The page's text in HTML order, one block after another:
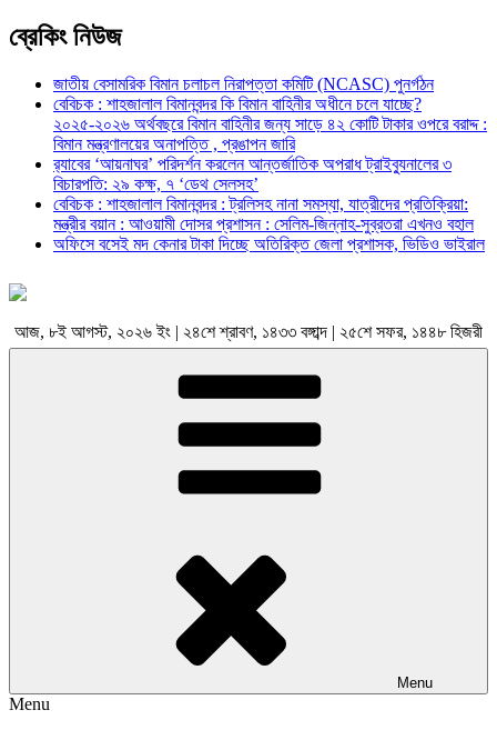
ব্রেকিং নিউজ
জাতীয় বেসামরিক বিমান চলাচল নিরাপত্তা কমিটি (NCASC) পুনর্গঠন
বেবিচক : শাহজালাল বিমানবন্দর কি বিমান বাহিনীর অধীনে চলে যাচ্ছে?
২০২৫-২০২৬ অর্থবছরে বিমান বাহিনীর জন্য সাড়ে ৪২ কোটি টাকার ওপরে বরাদ্দ :
বিমান মন্ত্রণালয়ের অনাপত্তি , প্রঙাপন জারি
র‍্যাবের ‘আয়নাঘর’ পরিদর্শন করলেন আন্তর্জাতিক অপরাধ ট্রাইব্যুনালের ৩
বিচারপতি: ২৯ কক্ষ, ৭ ‘ডেথ সেলসহ’
বেবিচক : শাহজালাল বিমানবন্দর : ট্রলিসহ নানা সমস্যা, যাত্রীদের প্রতিক্রিয়া:
মন্ত্রীর বয়ান : আওয়ামী দোসর প্রশাসন : সেলিম-জিন্নাহ-সুব্রতরা এখনও বহাল
অফিসে বসেই মদ কেনার টাকা দিচ্ছে অতিরিক্ত জেলা প্রশাসক, ভিডিও ভাইরাল
আজ, ৮ই আগস্ট, ২০২৬ ইং | ২৪শে শ্রাবণ, ১৪৩৩ বঙ্গাব্দ | ২৫শে সফর, ১৪৪৮ হিজরী
Menu
Menu